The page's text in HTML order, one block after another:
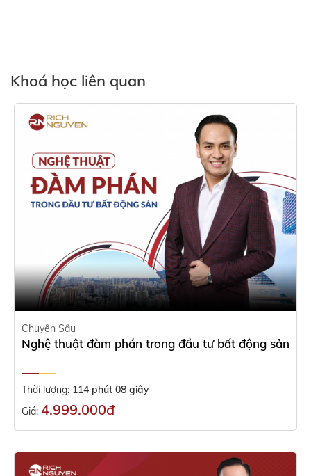
Khoá học liên quan
Chuyên Sâu
Nghệ thuật đàm phán trong đầu tư bất động sản
Thời lượng: 114 phút 08 giây
Giá: 4.999.000đ